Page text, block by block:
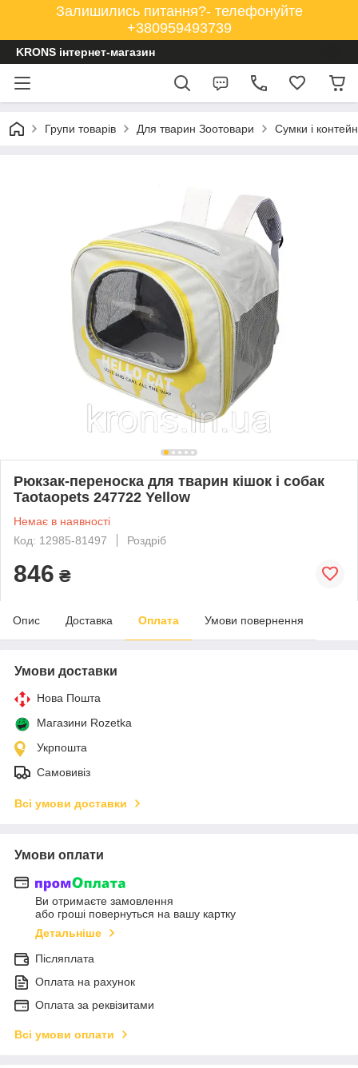
Залишились питання?- телефонуйте
+380959493739
KRONS інтернет-магазин
Групи товарів Для тварин Зоотовари Сумки і
Рюкзак-переноска для тварин кішок і собак
Taotaopets 247722 Yellow
Немає в наявності
Код: 12985-81497
Роздріб
846 ₴
Опис Доставка Оплата Умови повернення
Умови доставки
Нова Пошта
Магазини Rozetka
Укрпошта
Самовивіз
Всі умови доставки
Умови оплати
Ви отримаєте замовлення
або гроші повернуться на вашу картку
Детальніше
Післяплата
Оплата на рахунок
Оплата за реквізитами
Всі умови оплати